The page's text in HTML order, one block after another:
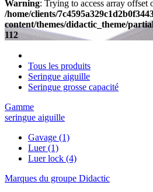
Warning: Trying to access array offset
/home/clients/
content/themes/didactic_theme/
112
Tous les produits
Seringue aiguille
Seringue grosse capacité
Gamme
seringue aiguille
Gavage (1)
Luer(1)
Luer lock (4)
Marques du groupe Didactic